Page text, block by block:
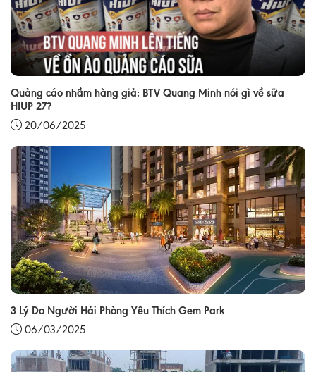
Quảng cáo nhầm hàng giả: BTV Quang Minh nói gì về sữa
HIUP 27?
20/06/2025
3 Lý Do Người Hải Phòng Yêu Thích Gem Park
06/03/2025